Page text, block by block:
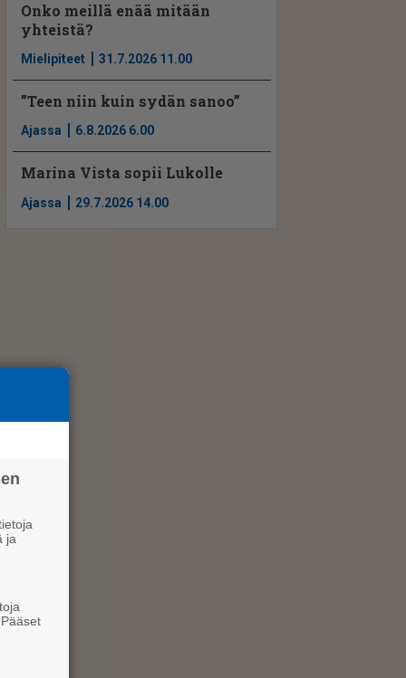
Onko meillä enää mitään
yhteistä?
Mielipiteet 31.7.2026 11.00
”Teen niin kuin sydän sanoo”
Ajassa 6.8.2026 6.00
Marina Vista sopii Lukolle
Ajassa 29.7.2026 14.00
ja